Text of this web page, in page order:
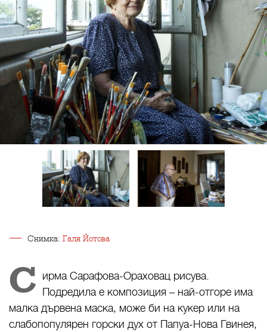
Снимка: Галя Йотова
С ирма Сарафова-Ораховац рисува.
Подредила е композиция – най-отгоре има
малка дървена маска, може би на кукер или на
слабопопулярен горски дух от Папуа-Нова Гвинея,